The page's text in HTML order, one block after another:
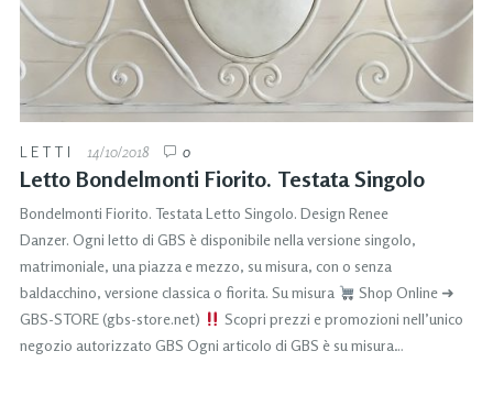
LETTI 14/10/2018 0
Letto Bondelmonti Fiorito. Testata Singolo
Bondelmonti Fiorito. Testata Letto Singolo. Design Renee
Danzer. Ogni letto di GBS è disponibile nella versione singolo,
matrimoniale, una piazza e mezzo, su misura, con o senza
baldacchino, versione classica o fiorita. Su misura
Shop Online ➜
GBS-STORE (gbs-store.net)
Scopri prezzi e promozioni nell’unico
negozio autorizzato GBS Ogni articolo di GBS è su misura…